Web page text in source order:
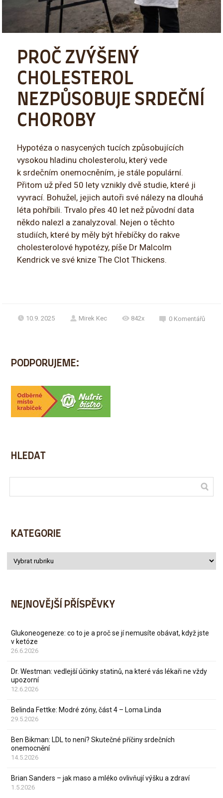
PROČ ZVÝŠENÝ
CHOLESTEROL
NEZPŮSOBUJE SRDEČNÍ
CHOROBY
Hypotéza o nasycených tucích způsobujících
vysokou hladinu cholesterolu, který vede
k srdečním onemocněním, je stále populární.
Přitom už před 50 lety vznikly dvě studie, které ji
vyvrací. Bohužel, jejich autoři své nálezy na dlouhá
léta pohřbili. Trvalo přes 40 let než původní data
někdo nalezl a zanalyzoval. Nejen o těchto
studiích, které by měly být hřebíčky do rakve
cholesterolové hypotézy, píše Dr Malcolm
Kendrick ve své knize The Clot Thickens.
10.9. 2025 Mirek Kec 842x 0 Komentářů
PODPORUJEME:
HLEDAT
KATEGORIE
NEJNOVĚJŠÍ PŘÍSPĚVKY
Glukoneogeneze: co to je a proč se jí nemusíte obávat, když jste
v ketóze
26.6.2026
Dr. Westman: vedlejší účinky statinů, na které vás lékaři ne vždy
upozorní
12.6.2026
Belinda Fettke: Modré zóny, část 4 – Loma Linda
29.5.2026
Ben Bikman: LDL to není? Skutečné příčiny srdečních
onemocnění
14.5.2026
Brian Sanders – jak maso a mléko ovlivňují výšku a zdraví
1.5.2026